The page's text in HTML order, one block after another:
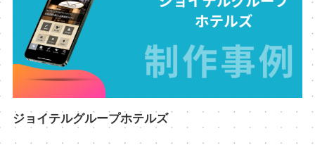
ジョイテルグループホテルズ